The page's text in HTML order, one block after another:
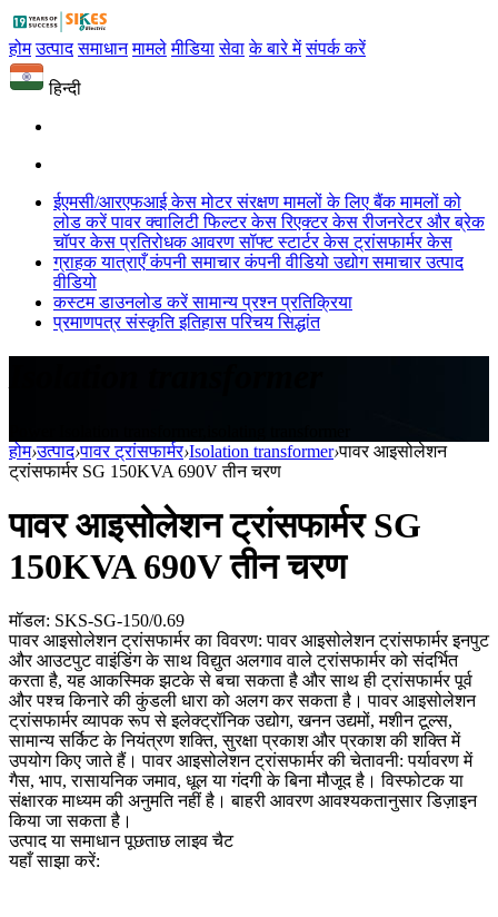
होम उत्पाद समाधान मामले मीडिया सेवा के बारे में संपर्क करें
हिन्दी
ईएमसी/आरएफआई केस मोटर संरक्षण मामलों के लिए बैंक मामलों को
लोड करें पावर क्वालिटी फिल्टर केस रिएक्टर केस रीजनरेटर और ब्रेक
चॉपर केस प्रतिरोधक आवरण सॉफ्ट स्टार्टर केस ट्रांसफार्मर केस
ग्राहक यात्राएँ कंपनी समाचार कंपनी वीडियो उद्योग समाचार उत्पाद
वीडियो
कस्टम डाउनलोड करें सामान्य प्रश्न प्रतिक्रिया
प्रमाणपत्र संस्कृति इतिहास परिचय सिद्धांत
होम›उत्पाद›पावर ट्रांसफार्मर›Isolation transformer›पावर आइसोलेशन
ट्रांसफार्मर SG 150KVA 690V तीन चरण
पावर आइसोलेशन ट्रांसफार्मर SG
150KVA 690V तीन चरण
मॉडल: SKS-SG-150/0.69
पावर आइसोलेशन ट्रांसफार्मर का विवरण: पावर आइसोलेशन ट्रांसफार्मर इनपुट
और आउटपुट वाइंडिंग के साथ विद्युत अलगाव वाले ट्रांसफार्मर को संदर्भित
करता है, यह आकस्मिक झटके से बचा सकता है और साथ ही ट्रांसफार्मर पूर्व
और पश्च किनारे की कुंडली धारा को अलग कर सकता है। पावर आइसोलेशन
ट्रांसफार्मर व्यापक रूप से इलेक्ट्रॉनिक उद्योग, खनन उद्यमों, मशीन टूल्स,
सामान्य सर्किट के नियंत्रण शक्ति, सुरक्षा प्रकाश और प्रकाश की शक्ति में
उपयोग किए जाते हैं। पावर आइसोलेशन ट्रांसफार्मर की चेतावनी: पर्यावरण में
गैस, भाप, रासायनिक जमाव, धूल या गंदगी के बिना मौजूद है। विस्फोटक या
संक्षारक माध्यम की अनुमति नहीं है। बाहरी आवरण आवश्यकतानुसार डिज़ाइन
किया जा सकता है।
उत्पाद या समाधान पूछताछ लाइव चैट
यहाँ साझा करें: